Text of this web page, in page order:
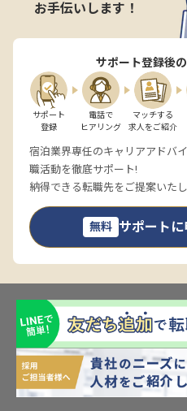
お手伝いします！
サポート登録後
サポート
登録
電話で
ヒアリング
マッチする
求人をご紹介
宿泊業界専任のキャリアアドバ
職活動を徹底サポート!
納得できる転職先をご提案いたし
無料 サポート